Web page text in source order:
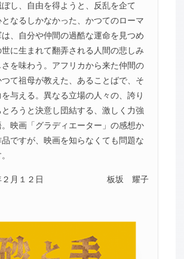
し、自由を得ようと、反乱を企て
なるしかなかった、かつてのローマ
、自分や仲間の過酷な運命を見つめ
に生まれて翻弄される人間の悲しみ
を味わう。アフリカから来た仲間の
て祖母が教えた、あることばで、そ
与える。異なる立場の人々の、誇り
ろうと決意し団結する、激しく力強
。映画「グラディエーター」の感想か
ですが、映画を知らなくても問題な
月１２日 板坂 耀子